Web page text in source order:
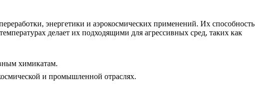
энергетики и аэрокосмических применений. Их способность
делает их подходящими для агрессивных сред, таких как
химикатам.
и промышленной отраслях.